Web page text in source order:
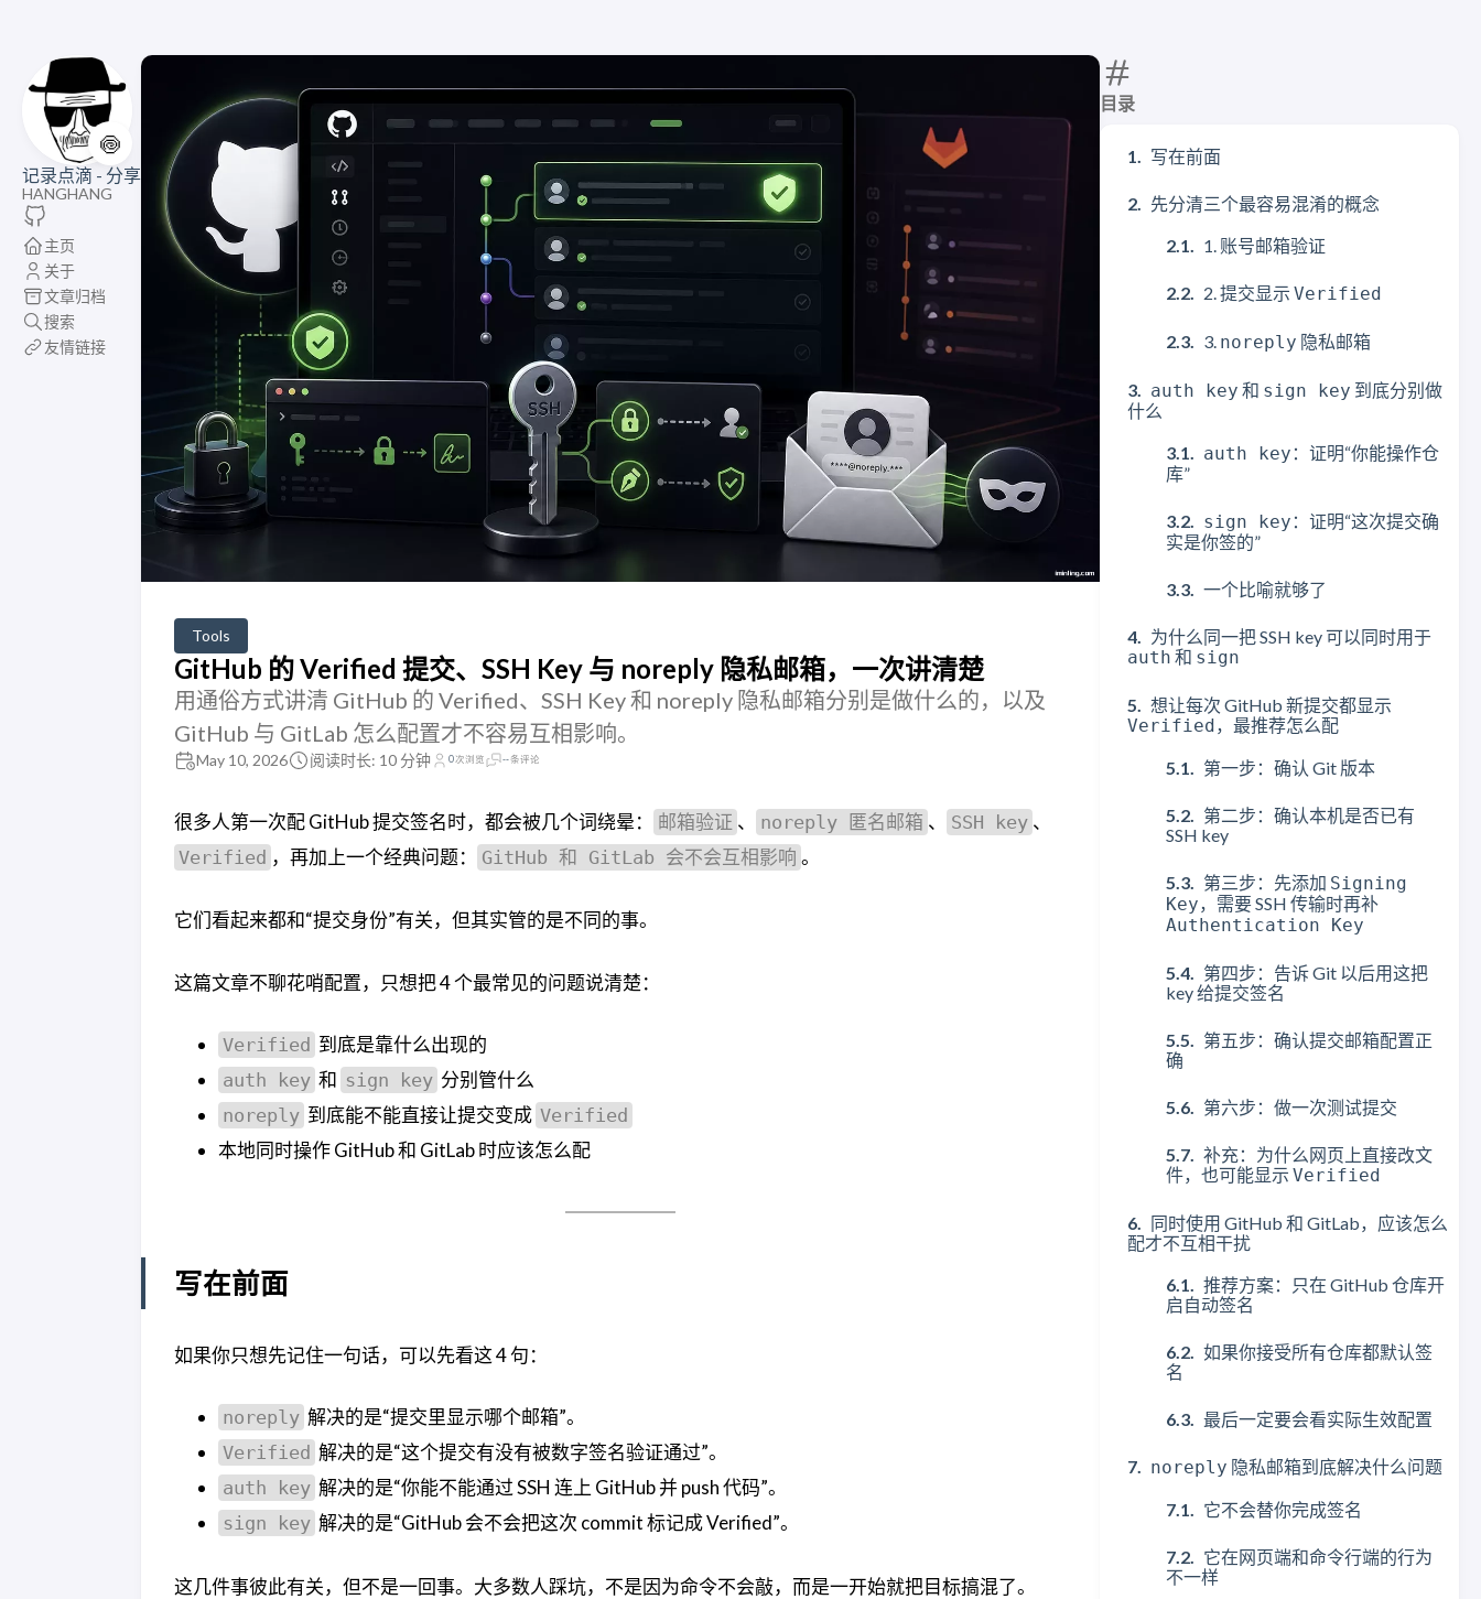
🍥
记录点滴 - 分享
HANGHANG
主页
关于
文章归档
搜索
友情链接
目录
写在前面
先分清三个最容易混淆的概念
1. 账号邮箱验证
2. 提交显示 Verified
3. noreply 隐私邮箱
auth key 和 sign key 到底分别做
什么
auth key ：证明“你能操作仓
库”
sign key ：证明“这次提交确
实是你签的”
一个比喻就够了
为什么同一把 SSH key 可以同时用于
auth 和 sign
想让每次 GitHub 新提交都显示
Verified，最推荐怎么配
第一步：确认 Git 版本
第二步：确认本机是否已有
SSH key
第三步：先添加 Signing
Key，需要 SSH 传输时再补
Authentication Key
第四步：告诉 Git 以后用这把
key 给提交签名
第五步：确认提交邮箱配置正
确
第六步：做一次测试提交
补充：为什么网页上直接改文
件，也可能显示 Verified
同时使用 GitHub 和 GitLab，应该怎么
配才不互相干扰
推荐方案：只在 GitHub 仓库开
启自动签名
如果你接受所有仓库都默认签
名
最后一定要会看实际生效配置
noreply 隐私邮箱到底解决什么问题
它不会替你完成签名
它在网页端和命令行端的行为
不一样
Tools
GitHub 的 Verified 提交、SSH Key 与 noreply 隐私邮箱，一次讲清楚
用通俗方式讲清 GitHub 的 Verified、SSH Key 和 noreply 隐私邮箱分别是做什么的，以及
GitHub 与 GitLab 怎么配置才不容易互相影响。
May 10, 2026 阅读时长: 10 分钟 0次浏览 --条评论
很多人第一次配 GitHub 提交签名时，都会被几个词绕晕： 邮箱验证 、 noreply 匿名邮箱 、 SSH key 、
Verified ，再加上一个经典问题： GitHub 和 GitLab 会不会互相影响 。
它们看起来都和“提交身份”有关，但其实管的是不同的事。
这篇文章不聊花哨配置，只想把 4 个最常见的问题说清楚：
Verified 到底是靠什么出现的
auth key 和 sign key 分别管什么
noreply 到底能不能直接让提交变成 Verified
本地同时操作 GitHub 和 GitLab 时应该怎么配
写在前面
如果你只想先记住一句话，可以先看这 4 句：
noreply 解决的是“提交里显示哪个邮箱”。
Verified 解决的是“这个提交有没有被数字签名验证通过”。
auth key 解决的是“你能不能通过 SSH 连上 GitHub 并 push 代码”。
sign key 解决的是“GitHub 会不会把这次 commit 标记成 Verified”。
这几件事彼此有关，但不是一回事。大多数人踩坑，不是因为命令不会敲，而是一开始就把目标搞混了。